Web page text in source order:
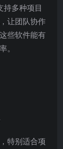
多种项目
让团队协作
些软件能有
。
特别适合项